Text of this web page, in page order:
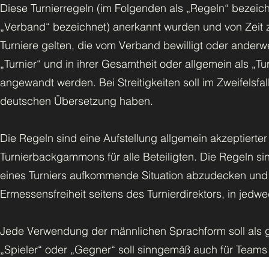
Diese Turnierregeln (im Folgenden als „Regeln“
„Verband“ bezeichnet) anerkannt wurden und von
Turniere gelten, die vom Verband bewilligt oder
„Turnier“ und in ihrer Gesamtheit oder allgemein als
angewandt werden. Bei Streitigkeiten soll im
deutschen Übersetzung haben.
Die Regeln sind eine Aufstellung allgemein
Turnierbackgammons für alle Beteiligten. Die Regeln
eines Turniers aufkommende Situation abzudecken
Ermessensfreiheit seitens des Turnierdirektors, in
Jede Verwendung der männlichen Sprachform soll
„Spieler“ oder „Gegner“ soll sinngemäß auch für